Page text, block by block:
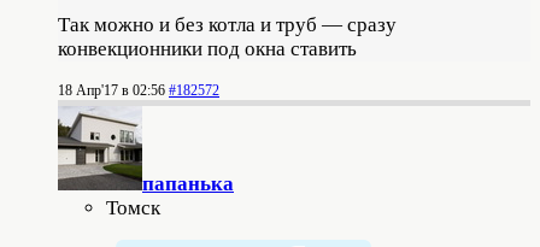
Так можно и без котла и труб — сразу
конвекционники под окна ставить
18 Апр'17 в 02:56 #182572
папанькa
Томск